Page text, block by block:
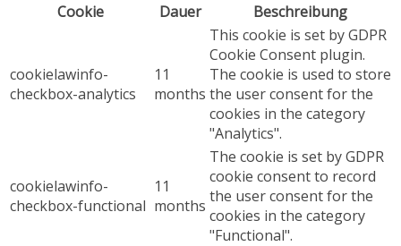
Cookie
Dauer Beschreibung
cookielawinfo-
checkbox-analytics
11
months
This cookie is set by GDPR
Cookie Consent plugin.
The cookie is used to store
the user consent for the
cookies in the category
"Analytics".
cookielawinfo-
checkbox-functional
11
months
The cookie is set by GDPR
cookie consent to record
the user consent for the
cookies in the category
"Functional".